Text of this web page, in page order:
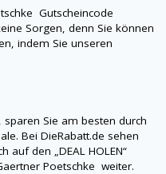
Gutscheincode
Sorgen, denn Sie können
indem Sie unseren
Sie am besten durch
Bei DieRabatt.de sehen
auf den „DEAL HOLEN“
Poetschke weiter.